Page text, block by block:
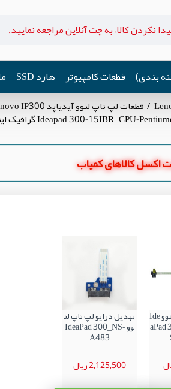
بندی) قطعات کامپیوتر هارد SSD
قطعات لپ تاپ لنوو آیدیاپد Lenovo IP300
اکسل کالاهای کمیاب
برد نور لپ تاپ لنوو Ide تبدیل درایو لپ تاپ لن
وو IdeaPad 300_NS-
A483
2,125,500 ریال